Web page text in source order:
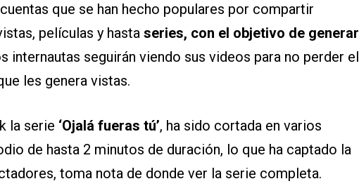
que se han hecho populares por compartir
películas y hasta series, con el objetivo de generar
internautas seguirán viendo sus videos para no perder el
les genera vistas.
la serie ‘Ojalá fueras tú’, ha sido cortada en varios
de hasta 2 minutos de duración, lo que ha captado la
toma nota de donde ver la serie completa.